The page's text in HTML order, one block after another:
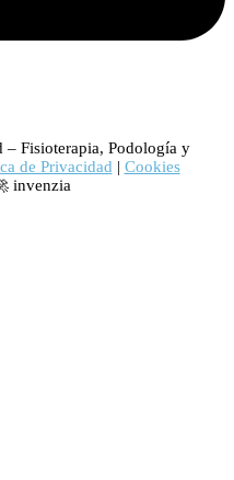
Fisioterapia, Podología y
de Privacidad | Cookies
invenzia